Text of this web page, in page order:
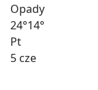
Opady
24°14°
Pt
5 cze